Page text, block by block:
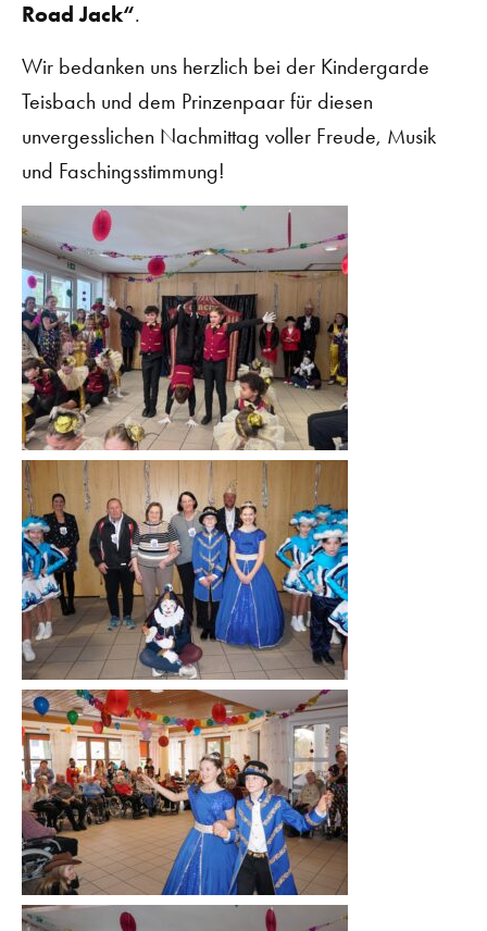
Road Jack“.
Wir bedanken uns herzlich bei der Kindergarde
Teisbach und dem Prinzenpaar für diesen
unvergesslichen Nachmittag voller Freude, Musik
und Faschingsstimmung!